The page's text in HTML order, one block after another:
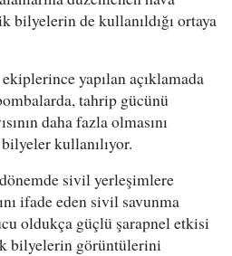
bilyelerin de kullanıldığı ortaya
yapılan açıklamada
tahrip gücünü
daha fazla olmasını
kullanılıyor.
sivil yerleşimlere
ifade eden sivil savunma
oldukça güçlü şarapnel etkisi
bilyelerin görüntülerini